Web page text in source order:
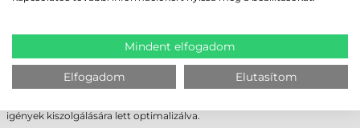
NEM EZ A MEGFELELŐ VÁLASZTÁS?”
raktárüzemeltetés és a gyártás területén. Megállja a helyét ott, ahol
naponta több ezer etikettet kell előállítani megbízható minőségben.
Ideális választás raktári polccímkékhez, gyártásközi azonosítókhoz és
nagy tömegű postai küldemények címkézéséhez. A fém ház és az ipari
mechanika biztosítja a hosszú élettartamot még porosabb
igények kiszolgálására lett optimalizálva.
Mindent elfogadom
Elfogadom Elutasítom